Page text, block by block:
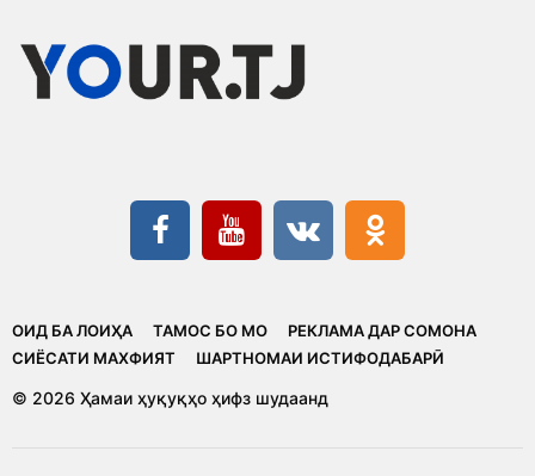
ОИД БА ЛОИҲА ТАМОС БО МО
РЕКЛАМА ДАР СОМОНА
CИЁСАТИ МАХФИЯТ
ШАРТНОМАИ ИСТИФОДАБАРӢ
© 2026 Ҳамаи ҳуқуқҳо ҳифз шудаанд